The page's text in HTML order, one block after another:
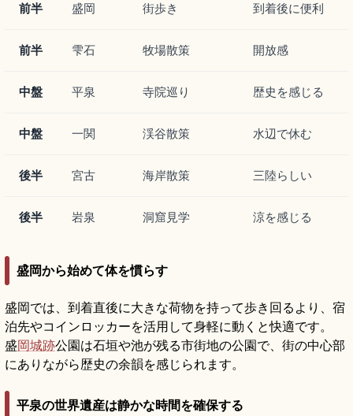
前半 盛岡 街歩き 到着後に便利
前半 雫石 牧場散策 開放感
中盤 平泉 寺院巡り 歴史を感じる
中盤 一関 渓谷散策 水辺で休む
後半 宮古 海岸散策 三陸らしい
後半 岩泉 洞窟見学 涼を感じる
盛岡から始めて体を慣らす
盛岡では、到着直後に大きな荷物を持って歩き回るより、宿
泊先やコインロッカーを活用して身軽に動くと快適です。
盛岡城跡公園は石垣や池が残る市街地の公園で、街の中心部
にありながら歴史の余韻を感じられます。
平泉の世界遺産は静かな時間を確保する